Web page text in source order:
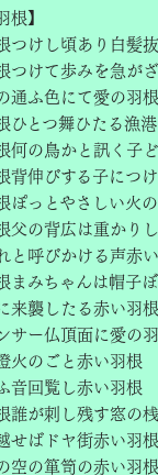
根】
つけし頃あり白髪
つけて歩みを急が
通ふ色にて愛の羽根
ひとつ舞ひたる漁
何の鳥かと訊く子
背伸びする子につ
ぽっとやさしい火
父の背広は重かりし
と呼びかける声赤
まみちゃんは帽子
来襲したる赤い羽根
サー仏頂面に愛の
火のごと赤い羽根
音回覧し赤い羽根
誰が刺し残す窓の桟
せばドヤ街赤い羽根
空の箪笥の赤い羽根